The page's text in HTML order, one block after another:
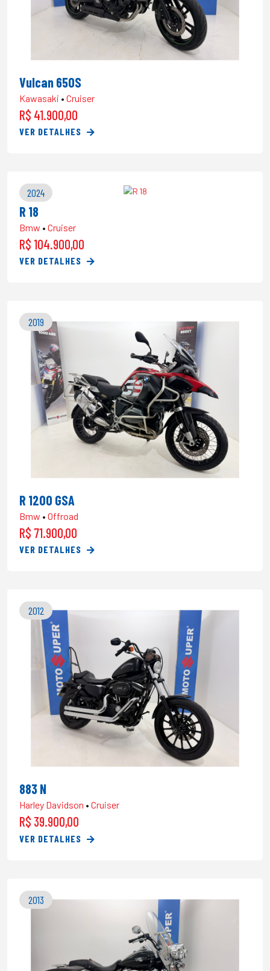
Vulcan 650S
Kawasaki • Cruiser
R$ 41.900,00
VER DETALHES
2024
R 18
Bmw • Cruiser
R$ 104.900,00
VER DETALHES
2019
R 1200 GSA
Bmw • Offroad
R$ 71.900,00
VER DETALHES
2012
883 N
Harley Davidson • Cruiser
R$ 39.900,00
VER DETALHES
2013